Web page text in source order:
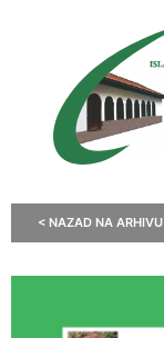
< NAZAD NA ARHIVU